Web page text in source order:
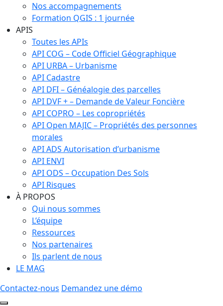
Nos accompagnements
Formation QGIS : 1 journée
APIS
Toutes les APIs
API COG – Code Officiel Géographique
API URBA – Urbanisme
API Cadastre
API DFI – Généalogie des parcelles
API DVF + – Demande de Valeur Foncière
API COPRO – Les copropriétés
API Open MAJIC – Propriétés des personnes
morales
API ADS Autorisation d’urbanisme
API ENVI
API ODS – Occupation Des Sols
API Risques
À PROPOS
Qui nous sommes
L’équipe
Ressources
Nos partenaires
Ils parlent de nous
LE MAG
Contactez-nous Demandez une démo